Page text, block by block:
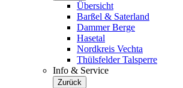
Übersicht
Barßel & Saterland
Dammer Berge
Hasetal
Nordkreis Vechta
Thülsfelder Talsperre
Info & Service
Zurück